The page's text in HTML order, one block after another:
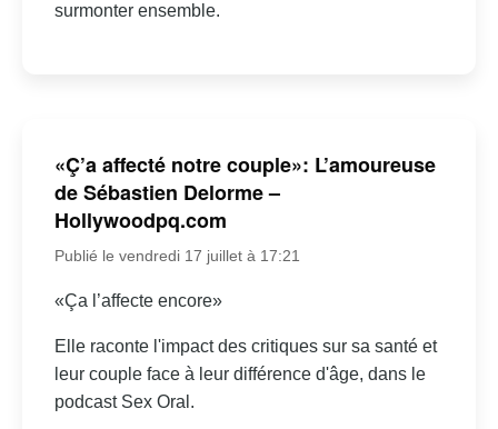
surmonter ensemble.
«Ç’a affecté notre couple»: L’amoureuse
de Sébastien Delorme –
Hollywoodpq.com
Publié le vendredi 17 juillet à 17:21
«Ça l’affecte encore»
Elle raconte l'impact des critiques sur sa santé et
leur couple face à leur différence d'âge, dans le
podcast Sex Oral.